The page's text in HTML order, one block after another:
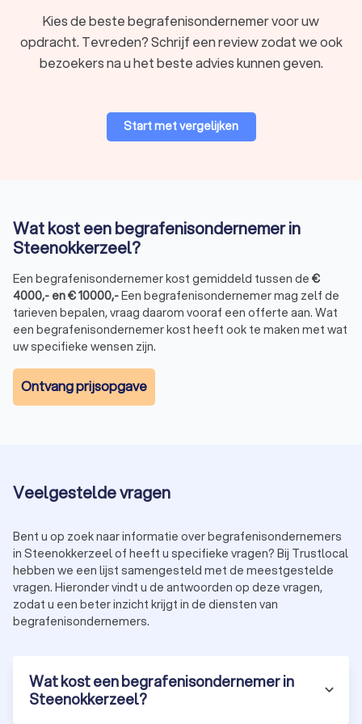
afscheidsmomenten, zoals een alternatieve ceremonie
of een intiem afscheid, helpt een
begrafenisondernemer om alles naar wens te
organiseren.
begrafenisondernemer en zorgt hij of zij voor een
evenwichtige regeling.
Wat kost een begrafenisondernemer in
De kosten van een begrafenis hangen af van verschillende
factoren, zoals de keuze voor een begrafenis of crematie,
het funerarium en de specifieke diensten die u wenst.
Hieronder vindt u een indicatie van de gemiddelde kosten:
Basiskosten begrafenisondernemer:
Begrafenissen met plechtigheid:
(inclusief graf, ceremonie en rouwvervoer)
Crematies:€ 5.500,- tot € 10.500,- (inclusief
offertes aan bij verschillende begrafenisondernemers in
Hoe kiest u de juiste begrafenisondernemer in
Steenokkerzeel?
Het vinden van de juiste begrafenisondernemer is een
belangrijke keuze. Hier zijn enkele tips om u te helpen bij uw
Transparante prijzen:vraag altijd een gedetailleerde
offerte zodat u niet voor verrassingen komt te staan.
Kies de beste begrafenisondernemer voor uw
opdracht. Tevreden? Schrijf een review zodat we ook
bezoekers na u het beste advies kunnen geven.
Start met vergelijken
Wat kost een begrafenisondernemer in
Steenokkerzeel?
Een begrafenisondernemer kost gemiddeld tussen de €
4000,- en€10000,-Een begrafenisondernemer mag zelf de
tarieven bepalen, vraag daarom vooraf een offerte aan. Wat
een begrafenisondernemer kost heeft ook te maken met wat
uw specifieke wensen zijn.
Ontvang prijsopgave
Veelgestelde vragen
Bent u op zoek naar informatie over begrafenisondernemers
in Steenokkerzeel of heeft u specifieke vragen? Bij Trustlocal
hebben we een lijst samengesteld met de meestgestelde
vragen. Hieronder vindt u de antwoorden op deze vragen,
zodat u een beter inzicht krijgt in de diensten van
begrafenisondernemers.
Wat kost een begrafenisondernemer in
Steenokkerzeel?